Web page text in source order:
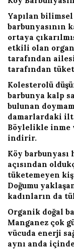
Yapılan
barbunyasının
ortaya
etkili olan
tarafından
tarafından
Kolesterolü
barbunya kalp
bulunan
damarlardaki
Böylelikle inme
indirir.
Köy
açısından
tüketemeyen
Doğumu
kadınların da
Organik doğal
Manganez çok
vücuda enerji
aynı anda